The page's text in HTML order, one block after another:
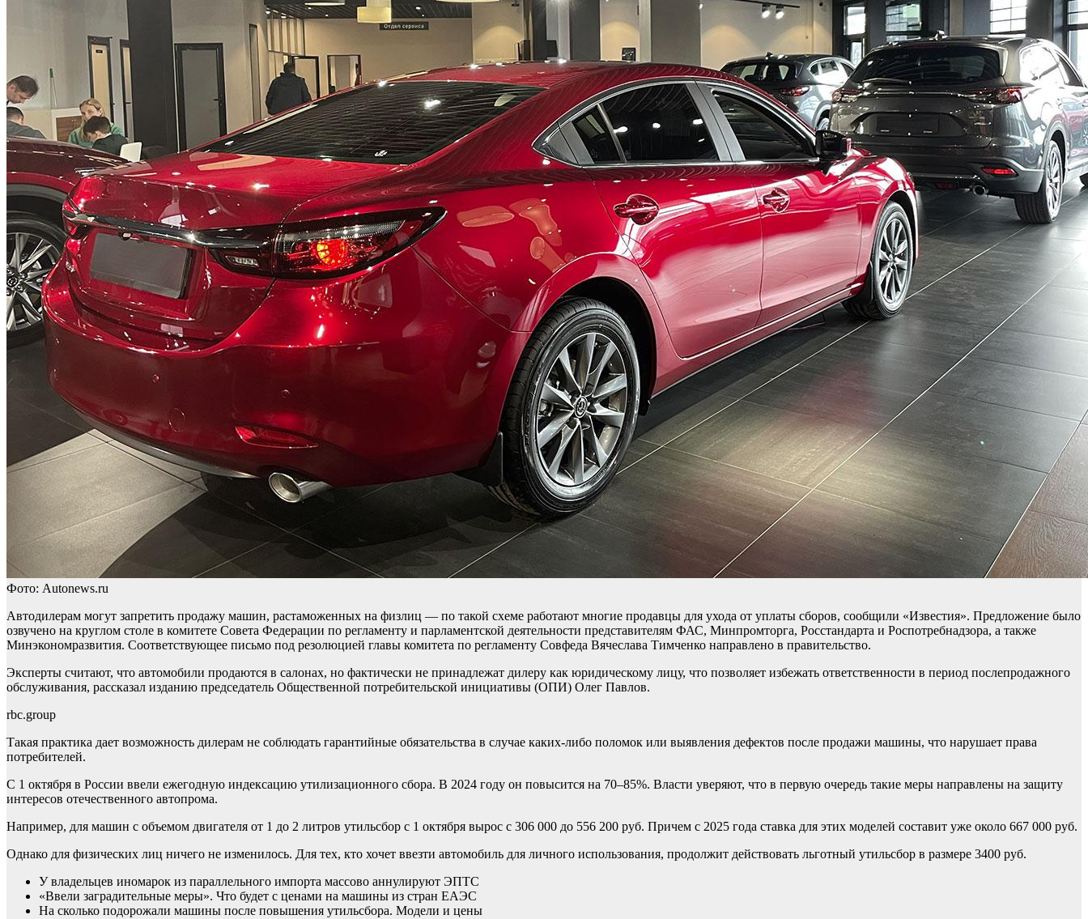
Фото: Autonews.ru
Автодилерам могут запретить продажу машин, растаможенных на физлиц — по такой схеме работают многие продавцы для ухода от уплаты сборов, сообщили «Известия». Предложение было
озвучено на круглом столе в комитете Совета Федерации по регламенту и парламентской деятельности представителям ФАС, Минпромторга, Росстандарта и Роспотребнадзора, а также
Минэкономразвития. Соответствующее письмо под резолюцией главы комитета по регламенту Совфеда Вячеслава Тимченко направлено в правительство.
Эксперты считают, что автомобили продаются в салонах, но фактически не принадлежат дилеру как юридическому лицу, что позволяет избежать ответственности в период послепродажного
обслуживания, рассказал изданию председатель Общественной потребительской инициативы (ОПИ) Олег Павлов.
rbc.group
Такая практика дает возможность дилерам не соблюдать гарантийные обязательства в случае каких-либо поломок или выявления дефектов после продажи машины, что нарушает права
потребителей.
С 1 октября в России ввели ежегодную индексацию утилизационного сбора. В 2024 году он повысится на 70–85%. Власти уверяют, что в первую очередь такие меры направлены на защиту
интересов отечественного автопрома.
Например, для машин с объемом двигателя от 1 до 2 литров утильсбор с 1 октября вырос с 306 000 до 556 200 руб. Причем с 2025 года ставка для этих моделей составит уже около 667 000 руб.
Однако для физических лиц ничего не изменилось. Для тех, кто хочет ввезти автомобиль для личного использования, продолжит действовать льготный утильсбор в размере 3400 руб.
У владельцев иномарок из параллельного импорта массово аннулируют ЭПТС
«Ввели заградительные меры». Что будет с ценами на машины из стран ЕАЭС
На сколько подорожали машины после повышения утильсбора. Модели и цены